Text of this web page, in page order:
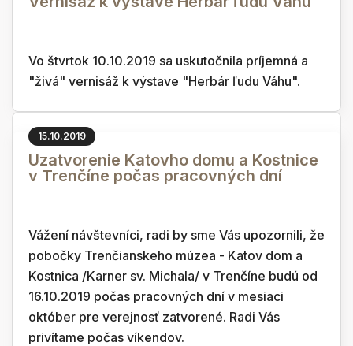
Vo štvrtok 10.10.2019 sa uskutočnila príjemná a
"živá" vernisáž k výstave "Herbár ľudu Váhu".
15.10.2019
Uzatvorenie Katovho domu a Kostnice
v Trenčíne počas pracovných dní
Vážení návštevníci, radi by sme Vás upozornili, že
pobočky Trenčianskeho múzea - Katov dom a
Kostnica /Karner sv. Michala/ v Trenčíne budú od
16.10.2019 počas pracovných dní v mesiaci
október pre verejnosť zatvorené. Radi Vás
privítame počas víkendov.